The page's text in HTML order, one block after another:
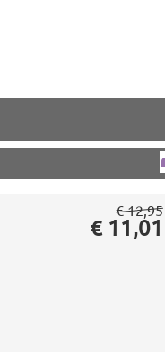
€ 12,95
€ 11,01